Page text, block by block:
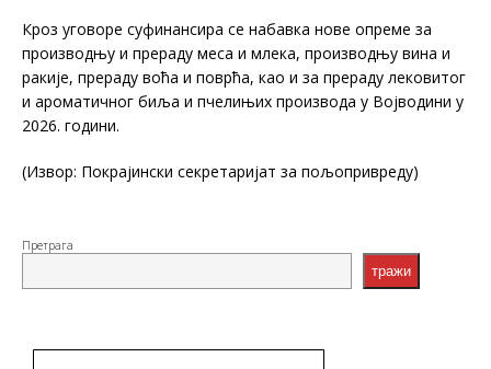
Кроз уговоре суфинансира се набавка нове опреме за
производњу и прераду меса и млека, производњу вина и
ракије, прераду воћа и поврћа, као и за прераду лековитог
и ароматичног биља и пчелињих производа у Војводини у
2026. години.
(Извор: Покрајински секретаријат за пољопривреду)
Претрага
тражи